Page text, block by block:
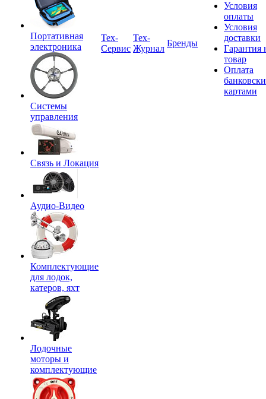
Портативная
электроника
Системы
управления
Связь и Локация
Аудио-Видео
Комплектующие
для лодок,
катеров, яхт
Лодочные
моторы и
комплектующие
Tex-
Сервис
Тех-
Журнал
Бренды
Условия
оплаты
Условия
доставки
Гарантия
товар
Оплата
картами